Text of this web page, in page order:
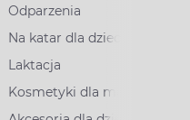
Odparzenia
Na katar dla dzieci
Laktacja
Kosmetyki dla mam